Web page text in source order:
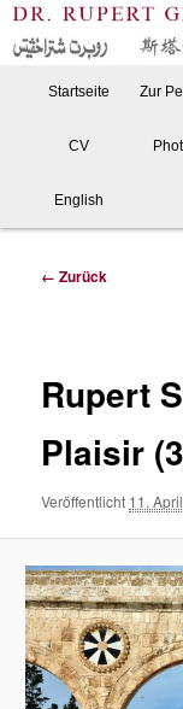
Zum
Inhalt
wechseln
Dr.
Forschung, Beratung
Startseite Zur
CV
English
Bilder-
← Zurück
Rupert
Plaisir
Veröffentlicht 11.